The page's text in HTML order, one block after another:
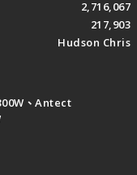
2,716,067
217,903
Hudson Chris
、Antect